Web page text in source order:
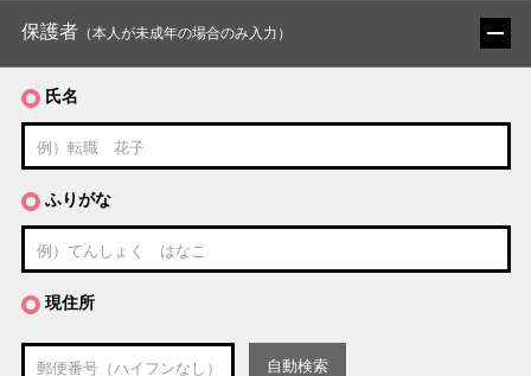
保護者（本人が未成年の場合のみ入力）
氏名
ふりがな
現住所
自動検索